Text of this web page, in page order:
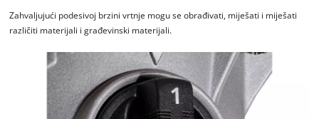
Zahvaljujući podesivoj brzini vrtnje mogu se obrađivati, miješati i miješati
različiti materijali i građevinski materijali.